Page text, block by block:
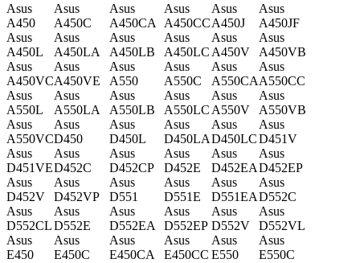
Asus
A450
Asus
A450C
Asus
A450CA
Asus
A450CC
Asus
A450J
Asus
A450JF
Asus
A450L
Asus
A450LA
Asus
A450LB
Asus
A450LC
Asus
A450V
Asus
A450VB
Asus
A450VC
Asus
A450VE
Asus
A550
Asus
A550C
Asus
A550CA
Asus
A550CC
Asus
A550L
Asus
A550LA
Asus
A550LB
Asus
A550LC
Asus
A550V
Asus
A550VB
Asus
A550VC
Asus
D450
Asus
D450L
Asus
D450LA
Asus
D450LC
Asus
D451V
Asus
D451VE
Asus
D452C
Asus
D452CP
Asus
D452E
Asus
D452EA
Asus
D452EP
Asus
D452V
Asus
D452VP
Asus
D551
Asus
D551E
Asus
D551EA
Asus
D552C
Asus
D552CL
Asus
D552E
Asus
D552EA
Asus
D552EP
Asus
D552V
Asus
D552VL
Asus
E450
Asus
E450C
Asus
E450CA
Asus
E450CC
Asus
E550
Asus
E550C